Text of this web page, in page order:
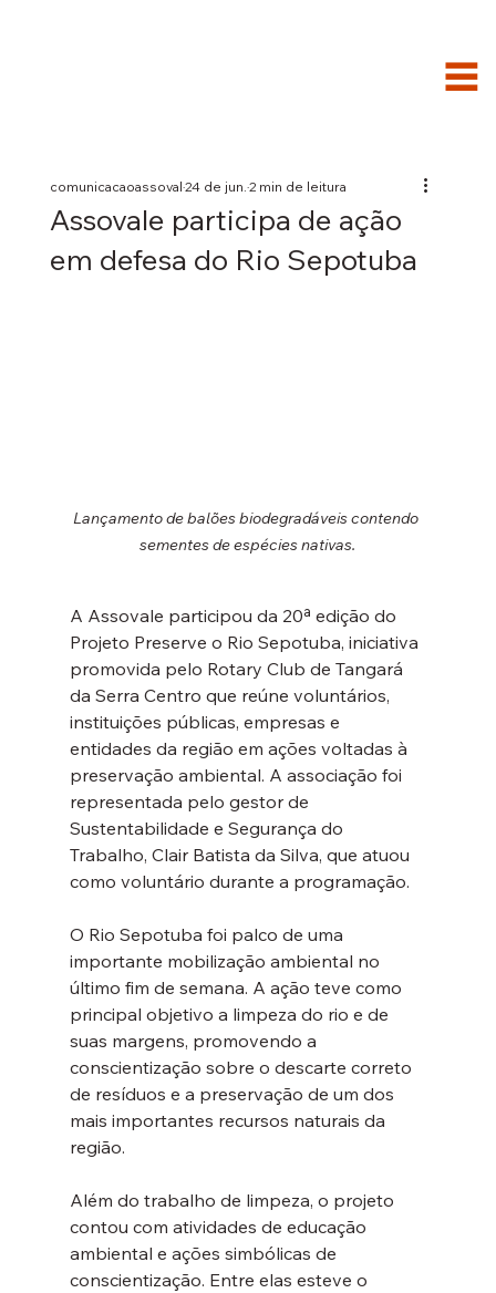
Assovale participa de ação
em defesa do Rio Sepotuba
comunicacaoassoval24 de jun.2 min de leitura
Lançamento de balões biodegradáveis contendo
sementes de espécies nativas.
A Assovale participou da 20ª edição do
Projeto Preserve o Rio Sepotuba, iniciativa
promovida pelo Rotary Club de Tangará
da Serra Centro que reúne voluntários,
instituições públicas, empresas e
entidades da região em ações voltadas à
preservação ambiental. A associação foi
representada pelo gestor de
Sustentabilidade e Segurança do
Trabalho, Clair Batista da Silva, que atuou
como voluntário durante a programação.
O Rio Sepotuba foi palco de uma
importante mobilização ambiental no
último fim de semana. A ação teve como
principal objetivo a limpeza do rio e de
suas margens, promovendo a
conscientização sobre o descarte correto
de resíduos e a preservação de um dos
mais importantes recursos naturais da
região.
Além do trabalho de limpeza, o projeto
contou com atividades de educação
ambiental e ações simbólicas de
conscientização. Entre elas esteve o